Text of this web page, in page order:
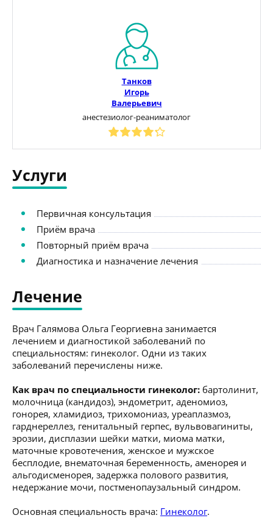
Танков
Игорь
Валерьевич
анестезиолог-реаниматолог
Услуги
Первичная консультация
Приём врача
Повторный приём врача
Диагностика и назначение лечения
Лечение
Врач Галямова Ольга Георгиевна занимается
лечением и диагностикой заболеваний по
специальностям: гинеколог. Одни из таких
заболеваний перечислены ниже.
Как врач по специальности гинеколог: бартолинит,
молочница (кандидоз), эндометрит, аденомиоз,
гонорея, хламидиоз, трихомониаз, уреаплазмоз,
гарднереллез, генитальный герпес, вульвовагиниты,
эрозии, дисплазии шейки матки, миома матки,
маточные кровотечения, женское и мужское
бесплодие, внематочная беременность, аменорея и
альгодисменорея, задержка полового развития,
недержание мочи, постменопаузальный синдром.
Основная специальность врача: Гинеколог.